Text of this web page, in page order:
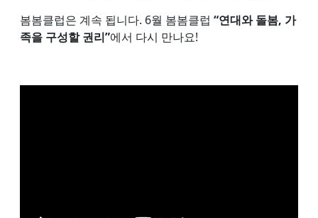
봄봄클럽은 계속 됩니다. 6월 봄봄클럽 “연대와 돌봄, 가
족을 구성할 권리”에서 다시 만나요!